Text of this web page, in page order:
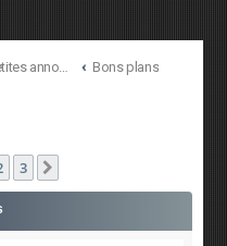
Petites annonces Bons plans
3